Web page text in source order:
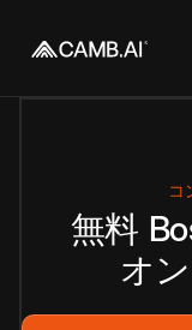
コ
無料
オ